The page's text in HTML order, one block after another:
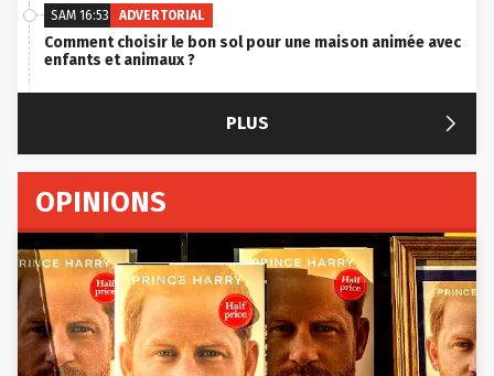
SAM 16:53 ADVERTORIAL
Comment choisir le bon sol pour une maison animée avec
enfants et animaux ?
PLUS 
OPINIONS